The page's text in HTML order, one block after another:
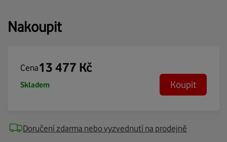
Nakoupit
Cena13 477 Kč
Skladem Koupit
Doručení zdarma nebo vyzvednutí na prodejně